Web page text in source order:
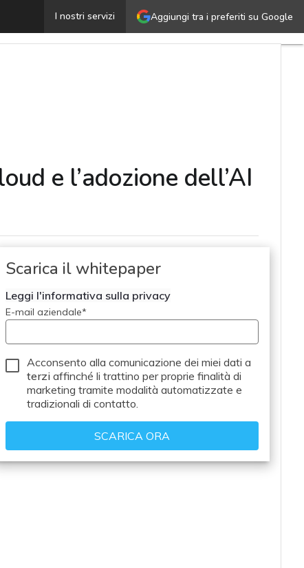
Aggiungi tra i preferiti su Google
I nostri servizi
l’ERP Intelligente: Accelerare la migrazione al
e l’adozione dell’AI
Scarica il whitepaper
Leggi l'informativa sulla privacy
E-mail aziendale*
Acconsento alla comunicazione dei miei dati a
terzi affinché li trattino per proprie finalità di
marketing tramite modalità automatizzate e
tradizionali di contatto.